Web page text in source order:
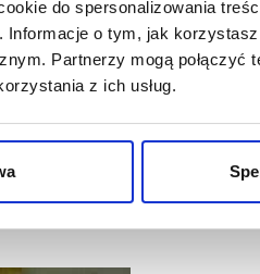
do spersonalizowania
Informacje o tym, jak
Partnerzy mogą
z ich usług.